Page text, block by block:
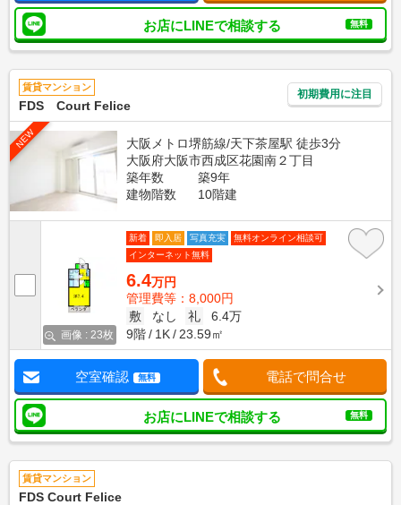
お店にLINEで相談する 無料
賃貸マンション
FDS Court Felice
初期費用に注目
NEW
大阪メトロ堺筋線/天下茶屋駅 徒歩3分
大阪府大阪市西成区花園南２丁目
築年数
築9年
建物階数
10階建
画像 : 23枚
新着 即入居 写真充実
無料オンライン相談可
インターネット無料
6.4万円
管理費等：8,000円
敷
なし 礼
6.4万
9階
1K 23.59㎡
空室確認 無料 電話で問合せ
お店にLINEで相談する 無料
賃貸マンション
FDS Court Felice